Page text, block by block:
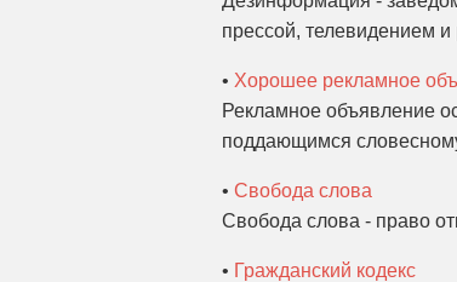
прессой, телевидением
• Хорошее рекламное
Рекламное объявление
поддающимся
• Свобода слова
Свобода слова - право
• Гражданский кодекс